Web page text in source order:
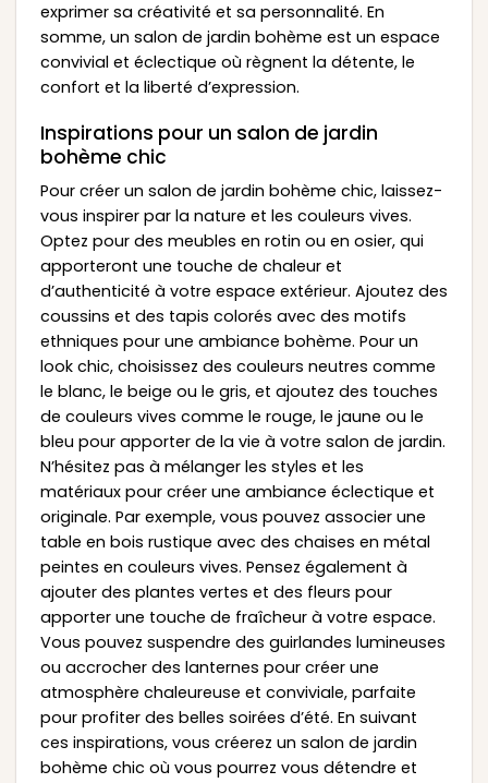
exprimer sa créativité et sa personnalité. En
somme, un salon de jardin bohème est un espace
convivial et éclectique où règnent la détente, le
confort et la liberté d’expression.
Inspirations pour un salon de jardin
bohème chic
Pour créer un salon de jardin bohème chic, laissez-
vous inspirer par la nature et les couleurs vives.
Optez pour des meubles en rotin ou en osier, qui
apporteront une touche de chaleur et
d’authenticité à votre espace extérieur. Ajoutez des
coussins et des tapis colorés avec des motifs
ethniques pour une ambiance bohème. Pour un
look chic, choisissez des couleurs neutres comme
le blanc, le beige ou le gris, et ajoutez des touches
de couleurs vives comme le rouge, le jaune ou le
bleu pour apporter de la vie à votre salon de jardin.
N’hésitez pas à mélanger les styles et les
matériaux pour créer une ambiance éclectique et
originale. Par exemple, vous pouvez associer une
table en bois rustique avec des chaises en métal
peintes en couleurs vives. Pensez également à
ajouter des plantes vertes et des fleurs pour
apporter une touche de fraîcheur à votre espace.
Vous pouvez suspendre des guirlandes lumineuses
ou accrocher des lanternes pour créer une
atmosphère chaleureuse et conviviale, parfaite
pour profiter des belles soirées d’été. En suivant
ces inspirations, vous créerez un salon de jardin
bohème chic où vous pourrez vous détendre et